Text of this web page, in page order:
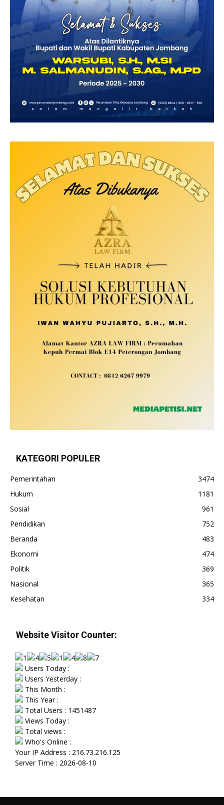
KATEGORI POPULER
Pemerintahan
3474
Hukum
1181
Sosial
961
Pendidikan
752
Beranda
483
Ekonomi
474
Politik
369
Nasional
365
Kesehatan
334
Website Visitor Counter:
Users Today :
Users Yesterday :
This Month :
This Year :
Total Users : 1451487
Views Today :
Total views :
Who's Online :
Your IP Address : 216.73.216.125
Server Time : 2026-08-10